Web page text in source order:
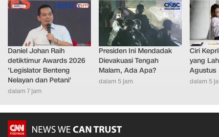
Daniel Johan Raih
detiktimur Awards 2026
'Legislator Benteng
Nelayan dan Petani'
dalam 7 jam
Presiden Ini Mendadak
Dievakuasi Tengah
Malam, Ada Apa?
dalam 5 jam
Ciri
yang
Agustus
dalam 5